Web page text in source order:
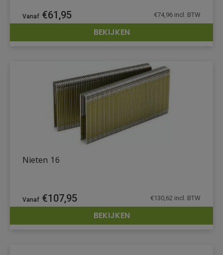
DETAILS
€61,95 €74,96 incl. BTW
BEKIJKEN
DETAILS
Nieten 16
€107,95 €130,62 incl. BTW
BEKIJKEN